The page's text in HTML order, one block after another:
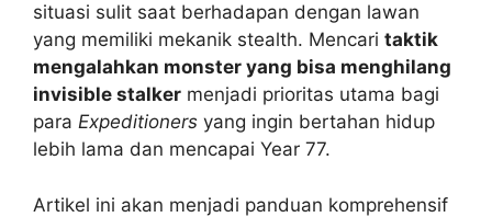
situasi sulit saat berhadapan dengan lawan
yang memiliki mekanik stealth. Mencari taktik
mengalahkan monster yang bisa menghilang
invisible stalker menjadi prioritas utama bagi
para Expeditioners yang ingin bertahan hidup
lebih lama dan mencapai Year 77.
Artikel ini akan menjadi panduan komprehensif